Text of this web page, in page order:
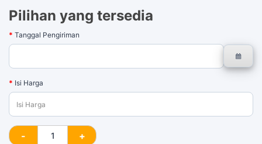
Pilihan yang tersedia
Tanggal Pengiriman
Isi Harga